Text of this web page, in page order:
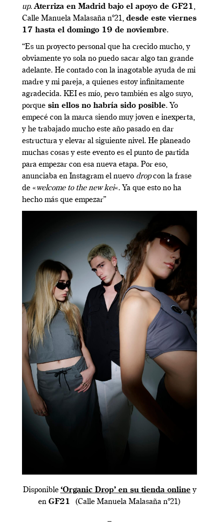
up.Aterriza en Madrid bajo el apoyo de GF21,
Calle Manuela Malasaña nº21, desde este viernes
17 hasta el domingo 19 de noviembre.
“Es un proyecto personal que ha crecido mucho, y
obviamente yo sola no puedo sacar algo tan grande
adelante. He contado con la inagotable ayuda de mi
madre y mi pareja, a quienes estoy infinitamente
agradecida. KEI es mío, pero también es algo suyo,
porque sin ellos no habría sido posible. Yo
empecé con la marca siendo muy joven e inexperta,
y he trabajado mucho este año pasado en dar
estructura y elevar al siguiente nivel. He planeado
muchas cosas y este evento es el punto de partida
para empezar con esa nueva etapa. Por eso,
anunciaba en Instagram el nuevo dropcon la frase
de «welcome to the new kei«. Ya que esto no ha
hecho más que empezar”
Disponible ‘Organic Drop’ en su tienda onliney
en GF21 (Calle Manuela Malasaña nº21)